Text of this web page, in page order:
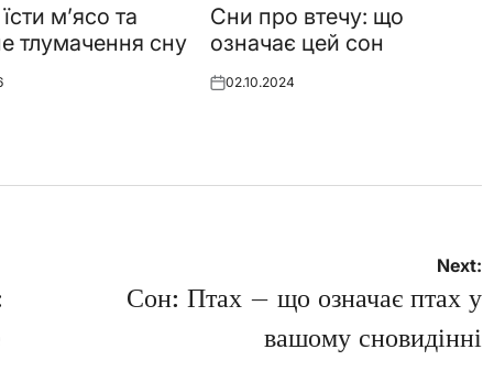
мʼясо та
тлумачення сну
in
Сни про втечу: що
означає цей сон
Posted
02.10.2024
Next:
Сон: Птах – що означає птах у
вашому сновидінні